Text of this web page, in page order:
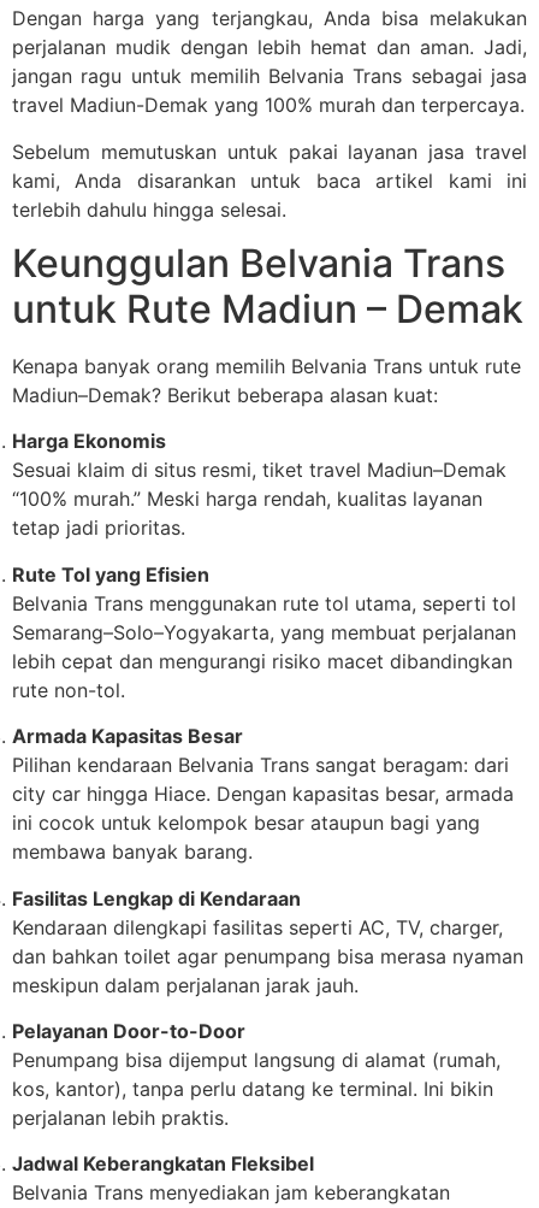
Dengan harga yang terjangkau, Anda bisa melakukan
perjalanan mudik dengan lebih hemat dan aman. Jadi,
jangan ragu untuk memilih Belvania Trans sebagai jasa
travel Madiun-Demak yang 100% murah dan terpercaya.
Sebelum memutuskan untuk pakai layanan jasa travel
kami, Anda disarankan untuk baca artikel kami ini
terlebih dahulu hingga selesai.
Keunggulan Belvania Trans
untuk Rute Madiun – Demak
Kenapa banyak orang memilih Belvania Trans untuk rute
Madiun–Demak? Berikut beberapa alasan kuat:
Harga Ekonomis
Sesuai klaim di situs resmi, tiket travel Madiun–Demak
“100% murah.” Meski harga rendah, kualitas layanan
tetap jadi prioritas.
Rute Tol yang Efisien
Belvania Trans menggunakan rute tol utama, seperti tol
Semarang–Solo–Yogyakarta, yang membuat perjalanan
lebih cepat dan mengurangi risiko macet dibandingkan
rute non-tol.
Armada Kapasitas Besar
Pilihan kendaraan Belvania Trans sangat beragam: dari
city car hingga Hiace. Dengan kapasitas besar, armada
ini cocok untuk kelompok besar ataupun bagi yang
membawa banyak barang.
Fasilitas Lengkap di Kendaraan
Kendaraan dilengkapi fasilitas seperti AC, TV, charger,
dan bahkan toilet agar penumpang bisa merasa nyaman
meskipun dalam perjalanan jarak jauh.
Pelayanan Door-to-Door
Penumpang bisa dijemput langsung di alamat (rumah,
kos, kantor), tanpa perlu datang ke terminal. Ini bikin
perjalanan lebih praktis.
Jadwal Keberangkatan Fleksibel
Belvania Trans menyediakan jam keberangkatan